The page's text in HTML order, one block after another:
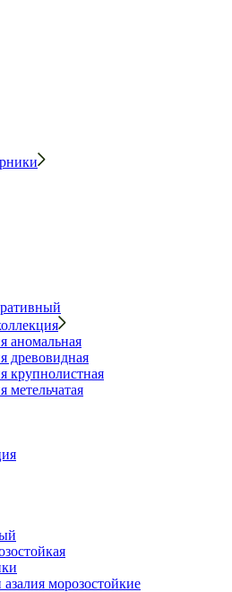
аномальная
древовидная
крупнолистная
метельчатая
морозостойкие